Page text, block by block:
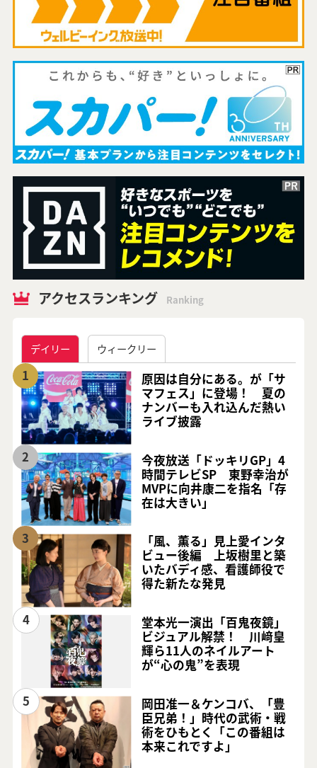
アクセスランキング Ranking
デイリー ウィークリー
1
原因は自分にある。が「サ
マフェス」に登場！ 夏の
ナンバーも入れ込んだ熱い
ライブ披露
2
今夜放送「ドッキリGP」4
時間テレビSP 東野幸治が
MVPに向井康二を指名「存
在は大きい」
3
「風、薫る」見上愛インタ
ビュー後編 上坂樹里と築
いたバディ感、看護師役で
得た新たな発見
4
堂本光一演出「百鬼夜鏡」
ビジュアル解禁！ 川﨑皇
輝ら11人のネイルアート
が“心の鬼”を表現
5
岡田准一＆ケンコバ、「豊
臣兄弟！」時代の武術・戦
術をひもとく「この番組は
本来これですよ」